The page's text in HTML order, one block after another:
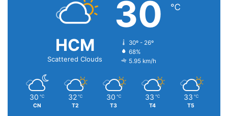
HCM
Scattered Clouds
30 ℃
30º - 26º
68%
5.95 km/h
30 ℃
CN
32 ℃
T2
30 ℃
T3
33 ℃
T4
33 ℃
T5